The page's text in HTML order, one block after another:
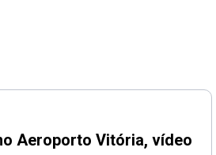
Aeroporto Vitória, vídeo